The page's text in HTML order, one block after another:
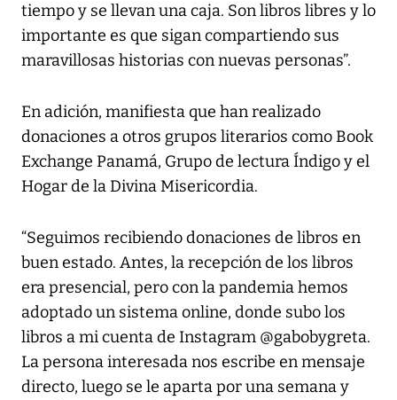
tiempo y se llevan una caja. Son libros libres y lo
importante es que sigan compartiendo sus
maravillosas historias con nuevas personas”.
En adición, manifiesta que han realizado
donaciones a otros grupos literarios como Book
Exchange Panamá, Grupo de lectura Índigo y el
Hogar de la Divina Misericordia.
“Seguimos recibiendo donaciones de libros en
buen estado. Antes, la recepción de los libros
era presencial, pero con la pandemia hemos
adoptado un sistema online, donde subo los
libros a mi cuenta de Instagram @gabobygreta.
La persona interesada nos escribe en mensaje
directo, luego se le aparta por una semana y